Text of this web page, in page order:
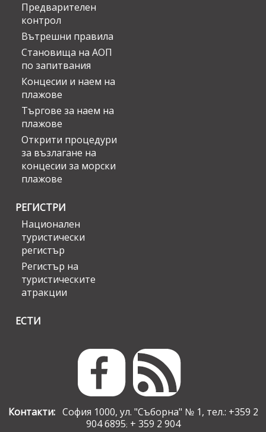
Предварителен
контрол
Вътрешни правила
Становища на АОП
по запитвания
Концесии и наем на
плажове
Търгове за наем на
плажове
Открити процедури
за възлагане на
концесии за морски
плажове
РЕГИСТРИ
Национален
туристически
регистър
Регистър на
туристическите
атракции
ЕСТИ
Контакти:София 1000, ул. "Съборна" № 1, тел.: +359 2
904 6895; + 359 2 904